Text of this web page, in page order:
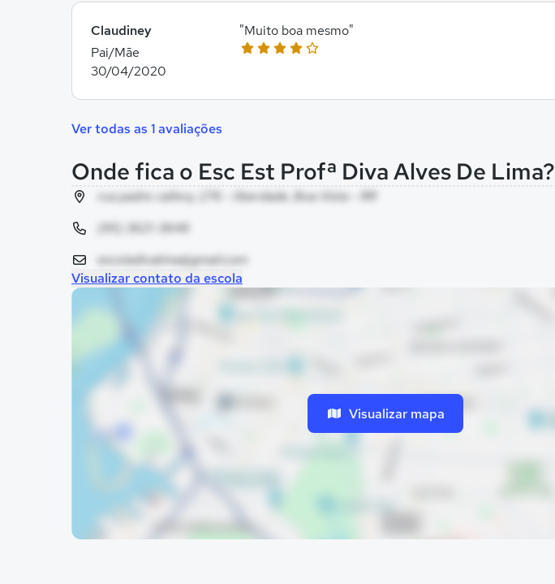
Claudiney
Pai/Mãe
30/04/2020
"Muito boa mesmo"
Ver todas as 1 avaliações
Onde fica o Esc Est Profª Diva Alves De Lima?
rua padre callery, 276 - liberdade, Boa Vista - RR
(95) 3621-3646
escoladivalima@gmail.com
Visualizar contato da escola
Visualizar mapa